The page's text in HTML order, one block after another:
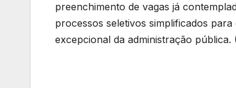
preenchimento de vagas já
processos seletivos simplificados
excepcional da administração